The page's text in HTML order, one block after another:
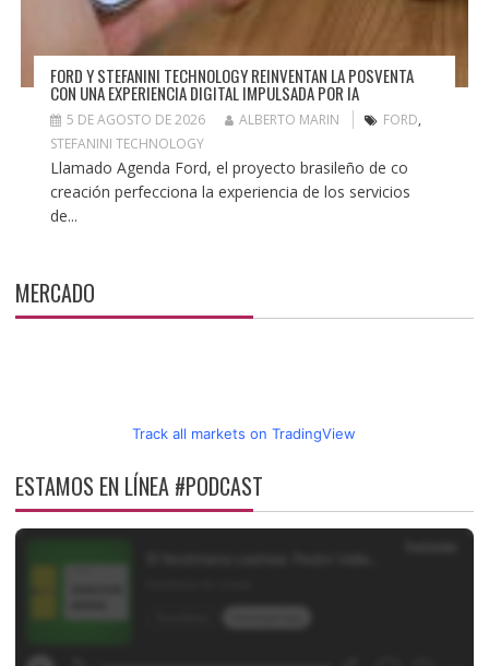
FORD Y STEFANINI TECHNOLOGY REINVENTAN LA POSVENTA
CON UNA EXPERIENCIA DIGITAL IMPULSADA POR IA
5 DE AGOSTO DE 2026 ALBERTO MARIN FORD,
STEFANINI TECHNOLOGY
Llamado Agenda Ford, el proyecto brasileño de co
creación perfecciona la experiencia de los servicios
de...
MERCADO
Track all markets on TradingView
ESTAMOS EN LÍNEA #PODCAST